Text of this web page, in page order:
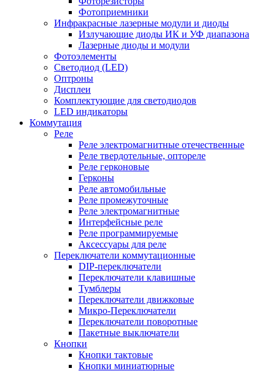
Фотоприемники
Инфракрасные лазерные модули и диоды
Излучающие диоды ИК и УФ диапазона
Лазерные диоды и модули
Фотоэлементы
Светодиод (LED)
Оптроны
Дисплеи
Комплектующие для светодиодов
LED индикаторы
Коммутация
Реле
Реле электромагнитные отечественные
Реле твердотельные, оптореле
Реле герконовые
Герконы
Реле автомобильные
Реле промежуточные
Реле электромагнитные
Интерфейсные реле
Реле программируемые
Аксессуары для реле
Переключатели коммутационные
DIP-переключатели
Переключатели клавишные
Тумблеры
Переключатели движковые
Микро-Переключатели
Переключатели поворотные
Пакетные выключатели
Кнопки
Кнопки тактовые
Кнопки миниатюрные